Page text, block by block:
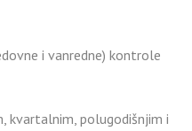
i vanredne) kontrole
polugodišnjim i